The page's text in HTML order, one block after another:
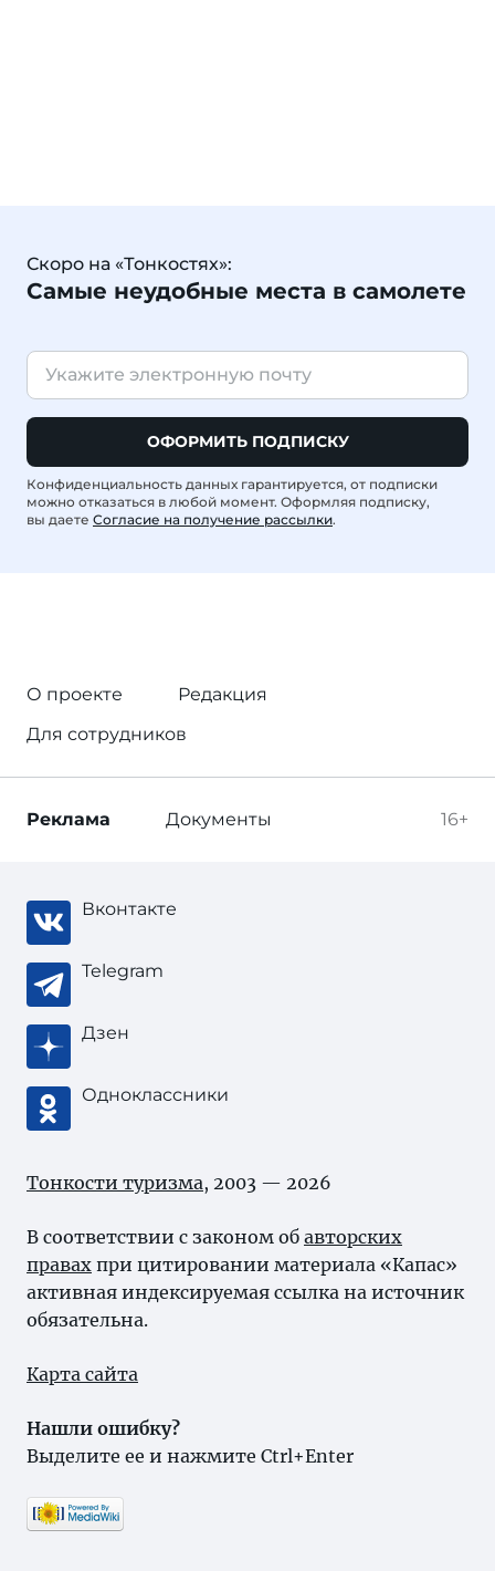
Скоро на «Тонкостях»:
Самые неудобные места в самолете
ОФОРМИТЬ ПОДПИСКУ
Конфиденциальность данных гарантируется, от подписки
можно отказаться в любой момент. Оформляя подписку,
вы даете Согласие на получение рассылки.
О проекте
Редакция
Для сотрудников
16+
Реклама Документы
Вконтакте
Telegram
Дзен
Одноклассники
Тонкости туризма, 2003 — 2026
В соответствии с законом об авторских
правах при цитировании материала «Капас»
активная индексируемая ссылка на источник
обязательна.
Карта сайта
Нашли ошибку?
Выделите ее и нажмите Ctrl+Enter